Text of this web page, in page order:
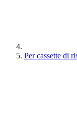
Per cassette di